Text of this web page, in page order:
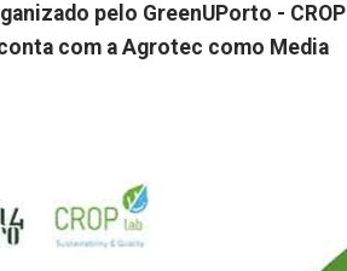
pelo GreenUPorto - CROP
com a Agrotec como Media